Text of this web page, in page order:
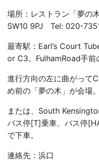
場所：レストラン「夢の
SW10 9PJ Tel: 020-
最寄駅：Earl’s Court
or C3。FulhamRoad手前
進行方向の左に曲がって
め前の「夢の木」が会場。
または、South
バス停[T]乗車、バス停
で下車。
連絡先：浜口